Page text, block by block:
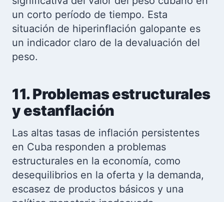
un corto período de tiempo. Esta
situación de hiperinflación galopante es
un indicador claro de la devaluación del
peso.
11. Problemas estructurales
y estanflación
Las altas tasas de inflación persistentes
en Cuba responden a problemas
estructurales en la economía, como
desequilibrios en la oferta y la demanda,
escasez de productos básicos y una